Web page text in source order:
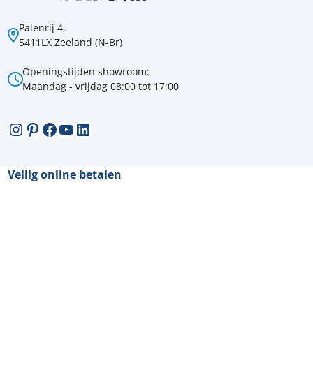
Palenrij 4,
5411LX Zeeland (N-Br)
Openingstijden showroom:
Maandag - vrijdag 08:00 tot 17:00
Instagram
Pinterest
Facebook
YouTube
LinkedIn
Veilig online betalen